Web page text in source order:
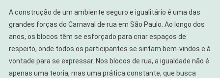
A construção de um ambiente seguro e igualitário é uma das
grandes forças do Carnaval de rua em São Paulo. Ao longo dos
anos, os blocos têm se esforçado para criar espaços de
respeito, onde todos os participantes se sintam bem-vindos e à
vontade para se expressar. Nos blocos de rua, a igualdade não é
apenas uma teoria, mas uma prática constante, que busca